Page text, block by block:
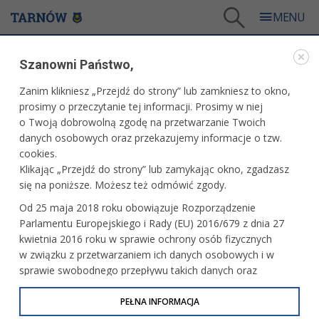
Darmowe zajęcia z Tai Chi w parku
DARMOWE ZAJĘCIA Z TAI CHI W PARKU
28.05.2026, 11:50
Chcesz zrelaksować swoje ciało i wzmocnić mięśnie? To
coś dla Ciebie! Przez cały lipiec odbywać się będą regularnie
darmowe zajęcia ze sztuki walki Tai Chi! Zaprasza na nie
Biuro Wystaw Artystycznych i szkoła VO THUATTHANH
QUYEN.
Szanowni Państwo,
Zanim klikniesz „Przejdź do strony” lub zamkniesz to okno,
prosimy o przeczytanie tej informacji. Prosimy w niej
o Twoją dobrowolną zgodę na przetwarzanie Twoich
danych osobowych oraz przekazujemy informacje o tzw.
cookies.
Klikając „Przejdź do strony” lub zamykając okno, zgadzasz
się na poniższe. Możesz też odmówić zgody.
Od 25 maja 2018 roku obowiązuje Rozporządzenie
Parlamentu Europejskiego i Rady (EU) 2016/679 z dnia 27
kwietnia 2016 roku w sprawie ochrony osób fizycznych
w związku z przetwarzaniem ich danych osobowych i w
sprawie swobodnego przepływu takich danych oraz
uchylenia dyrektywy 95/46/WE (określane jako RODO, GDPR
lub Ogólne Rozporządzenie o Ochronie Danych
PEŁNA INFORMACJA